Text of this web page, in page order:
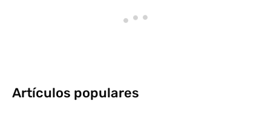
Artículos populares